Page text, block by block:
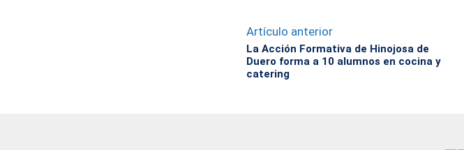
Artículo anterior
La Acción Formativa de Hinojosa de
Duero forma a 10 alumnos en cocina y
catering